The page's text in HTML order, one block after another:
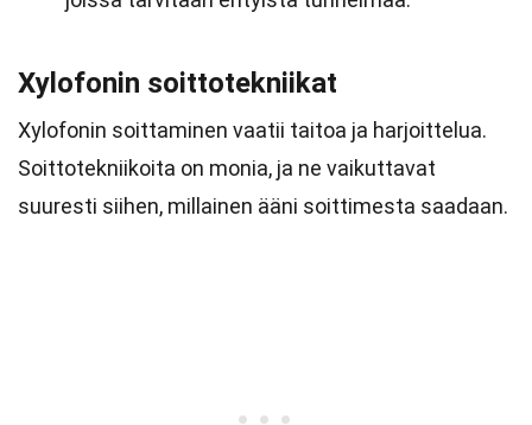
Xylofonin soittotekniikat
Xylofonin soittaminen vaatii taitoa ja harjoittelua.
Soittotekniikoita on monia, ja ne vaikuttavat
suuresti siihen, millainen ääni soittimesta saadaan.